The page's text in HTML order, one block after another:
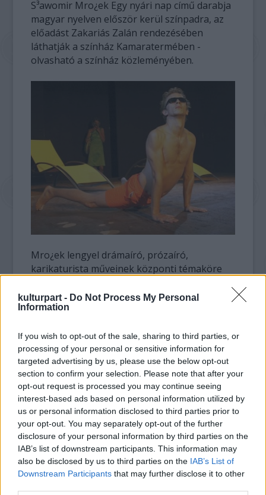
kulturpart - Do Not Process My Personal
Information
If you wish to opt-out of the sale, sharing to third parties, or
processing of your personal or sensitive information for
targeted advertising by us, please use the below opt-out
section to confirm your selection. Please note that after your
opt-out request is processed you may continue seeing
interest-based ads based on personal information utilized by
us or personal information disclosed to third parties prior to
your opt-out. You may separately opt-out of the further
disclosure of your personal information by third parties on the
IAB’s list of downstream participants. This information may
also be disclosed by us to third parties on the IAB’s List of
Downstream Participants that may further disclose it to other
S³awomir Mro¿ek Egy nyári nap című darabja
magyar nyelven először kerül színpadra, az
előadást Zakariás Zalán rendezésében
láthatják a színház Kamaratermében -
olvasható a színház közleményében.
Mro¿ek lengyel drámaíró, prózaíró,
karikaturista műveinek központi témaköre
és önazonosság-vesztés. Az Egy nyári nap
című darab története két férfi találkozásával
zátonyra futott élete miatti fájdalmában Lúz
épp magát fölkötni készül egy parkban,
amikor találkozik a Sikkel. Hamar kiderül,
hogy mindketten ugyanarra készülnek: az
öngyilkosságra. Csakhogy míg Lúz befuccsolt
élete, meghiúsult álmai miatt szánja rá magát
e kétségbeesett cselekedetre, Sikket épp az
örökké tartó siker csömöre kényszeríti
ugyanerre. Kilátástalan életútjaik
összevetését a Hölgy megjelenése zavarja
meg, akinek nagyon gyorsan sikerül teljesen
összekuszálnia a két férfi életét. A darabot